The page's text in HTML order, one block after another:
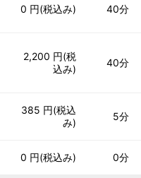
0 円(税込み) 40分
2,200 円(税
込み)
40分
385 円(税込
み)
5分
0 円(税込み) 0分